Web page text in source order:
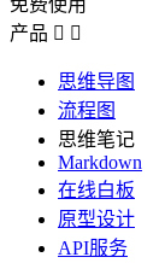
免费使用
产品  
思维导图
流程图
思维笔记
Markdown
在线白板
原型设计
API服务